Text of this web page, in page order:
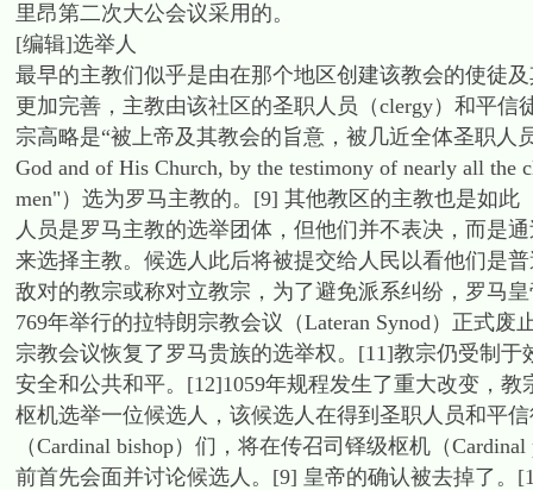
里昂第二次大公会议采用的。
[编辑]选举人
最早的主教们似乎是由在那个地区创建该教会的使徒
更加完善，主教由该社区的圣职人员（clergy）和平
宗高略是“被上帝及其教会的旨意，被几近全体圣职人
God and of His Church, by the testimony of nearly all the
men"）选为罗马主教的。[9] 其他教区的主教也是如
人员是罗马主教的选举团体，但他们并不表决，而是
来选择主教。候选人此后将被提交给人民以看他们是
敌对的教宗或称对立教宗，为了避免派系纠纷，罗马
769年举行的拉特朗宗教会议（Lateran Synod）正式
宗教会议恢复了罗马贵族的选举权。[11]教宗仍受制
安全和公共和平。[12]1059年规程发生了重大改变，
枢机选举一位候选人，该候选人在得到圣职人员和平
（Cardinal bishop）们，将在传召司铎级枢机（
前首先会面并讨论候选人。[9] 皇帝的确认被去掉了。